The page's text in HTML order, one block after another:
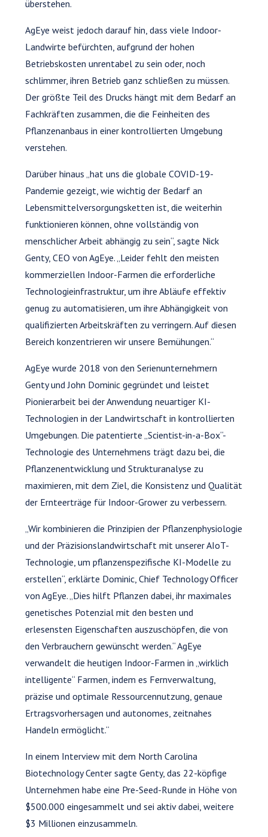
überstehen.
AgEye weist jedoch darauf hin, dass viele Indoor-
Landwirte befürchten, aufgrund der hohen
Betriebskosten unrentabel zu sein oder, noch
schlimmer, ihren Betrieb ganz schließen zu müssen.
Der größte Teil des Drucks hängt mit dem Bedarf an
Fachkräften zusammen, die die Feinheiten des
Pflanzenanbaus in einer kontrollierten Umgebung
verstehen.
Darüber hinaus „hat uns die globale COVID-19-
Pandemie gezeigt, wie wichtig der Bedarf an
Lebensmittelversorgungsketten ist, die weiterhin
funktionieren können, ohne vollständig von
menschlicher Arbeit abhängig zu sein“, sagte Nick
Genty, CEO von AgEye. „Leider fehlt den meisten
kommerziellen Indoor-Farmen die erforderliche
Technologieinfrastruktur, um ihre Abläufe effektiv
genug zu automatisieren, um ihre Abhängigkeit von
qualifizierten Arbeitskräften zu verringern. Auf diesen
Bereich konzentrieren wir unsere Bemühungen.“
AgEye wurde 2018 von den Serienunternehmern
Genty und John Dominic gegründet und leistet
Pionierarbeit bei der Anwendung neuartiger KI-
Technologien in der Landwirtschaft in kontrollierten
Umgebungen. Die patentierte „Scientist-in-a-Box“-
Technologie des Unternehmens trägt dazu bei, die
Pflanzenentwicklung und Strukturanalyse zu
maximieren, mit dem Ziel, die Konsistenz und Qualität
der Ernteerträge für Indoor-Grower zu verbessern.
„Wir kombinieren die Prinzipien der Pflanzenphysiologie
und der Präzisionslandwirtschaft mit unserer AIoT-
Technologie, um pflanzenspezifische KI-Modelle zu
erstellen“, erklärte Dominic, Chief Technology Officer
von AgEye. „Dies hilft Pflanzen dabei, ihr maximales
genetisches Potenzial mit den besten und
erlesensten Eigenschaften auszuschöpfen, die von
den Verbrauchern gewünscht werden.“ AgEye
verwandelt die heutigen Indoor-Farmen in „wirklich
intelligente“ Farmen, indem es Fernverwaltung,
präzise und optimale Ressourcennutzung, genaue
Ertragsvorhersagen und autonomes, zeitnahes
Handeln ermöglicht.“
In einem Interview mit dem North Carolina
Biotechnology Center sagte Genty, das 22-köpfige
Unternehmen habe eine Pre-Seed-Runde in Höhe von
$500.000 eingesammelt und sei aktiv dabei, weitere
$3 Millionen einzusammeln.